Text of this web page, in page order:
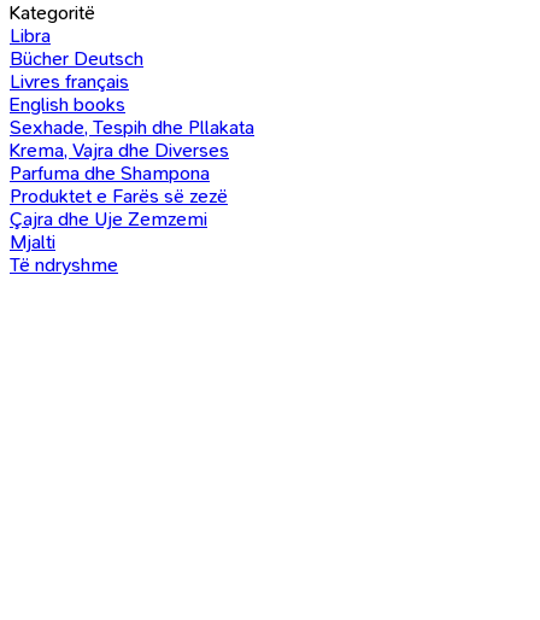
Kategoritë
Libra
Bücher Deutsch
Livres français
English books
Sexhade, Tespih dhe Pllakata
Krema, Vajra dhe Diverses
Parfuma dhe Shampona
Produktet e Farës së zezë
Çajra dhe Uje Zemzemi
Mjalti
Të ndryshme